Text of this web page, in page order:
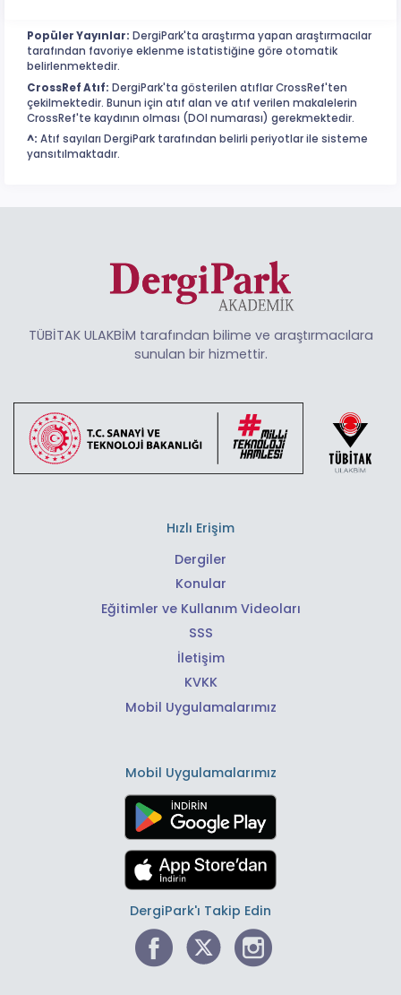
Popüler Yayınlar: DergiPark'ta araştırma yapan araştırmacılar
tarafından favoriye eklenme istatistiğine göre otomatik
belirlenmektedir.
CrossRef Atıf: DergiPark'ta gösterilen atıflar CrossRef'ten
çekilmektedir. Bunun için atıf alan ve atıf verilen makalelerin
CrossRef'te kaydının olması (DOI numarası) gerekmektedir.
^: Atıf sayıları DergiPark tarafından belirli periyotlar ile sisteme
yansıtılmaktadır.
TÜBİTAK ULAKBİM tarafından bilime ve araştırmacılara
sunulan bir hizmettir.
Hızlı Erişim
Dergiler
Konular
Eğitimler ve Kullanım Videoları
SSS
İletişim
KVKK
Mobil Uygulamalarımız
Mobil Uygulamalarımız
DergiPark'ı Takip Edin